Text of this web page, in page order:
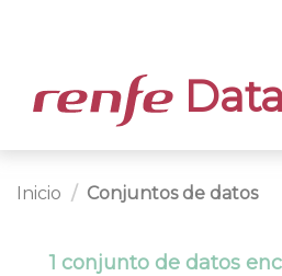
Data
Inicio Conjuntos de datos
1 conjunto de datos